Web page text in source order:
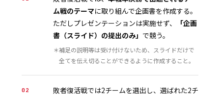
ム戦のテーマに取り組んで企画書を作成する。
ただしプレゼンテーションは実施せず、
「企画
書（スライド）の提出のみ」 で競う。
＊補足の説明等は受け付けないため、スライドだけで
全てを伝え切ることができるように作成すること。
02
敗者復活戦では2チームを選出し、選ばれた2チ